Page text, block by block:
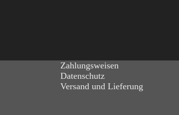
Zahlungsweisen
Datenschutz
Versand und Lieferung